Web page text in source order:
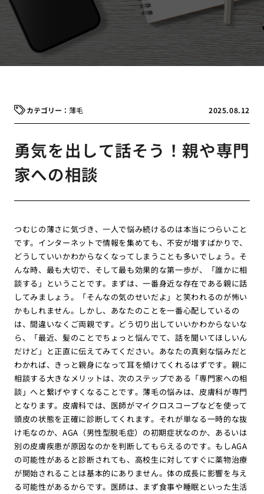
2025.08.12
薄毛
勇気を出して話そう！親や専門
家への相談
つむじの薄さに気づき、一人で悩み続けるのは本当につらいこと
です。インターネットで情報を集めても、不安が増すばかりで、
どうしていいかわからなくなってしまうことも多いでしょう。そ
んな時、最も大切で、そして最も効果的な第一歩が、「誰かに相
談する」ということです。まずは、一番身近な存在である親に話
してみましょう。「そんなの気のせいだよ」と笑われるのが怖い
かもしれません。しかし、あなたのことを一番心配しているの
は、間違いなくご両親です。どう切り出していいかわからないな
ら、「最近、髪のことでちょっと悩んでて、話を聞いてほしいん
だけど」と正直に伝えてみてください。あなたの真剣な悩みだと
わかれば、きっと親身になって耳を傾けてくれるはずです。親に
相談する大きなメリットは、次のステップである「専門家への相
談」へと繋げやすくなることです。薄毛の悩みは、皮膚科が専門
となります。皮膚科では、医師がマイクロスコープなどを使って
頭皮の状態を正確に診断してくれます。それが単なる一時的な抜
け毛なのか、AGA（男性型脱毛症）の初期症状なのか、あるいは
別の皮膚疾患が原因なのかを判断してもらえるのです。もしAGA
の可能性があると診断されても、高校生に対してすぐに薬物治療
が開始されることは基本的にありません。体の成長に影響を与え
る可能性があるからです。医師は、まず食事や睡眠といった生活